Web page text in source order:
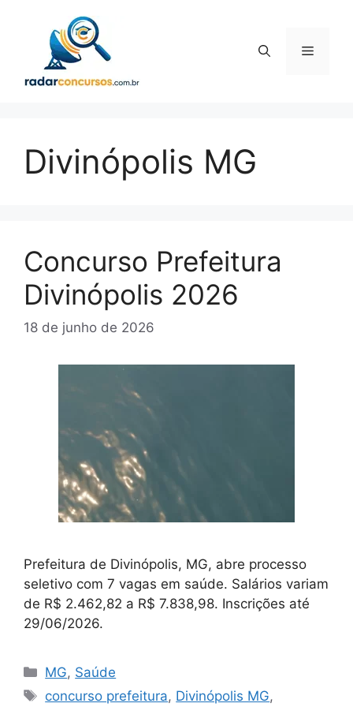
conteúdo
Menu
Divinópolis MG
Concurso Prefeitura
Divinópolis 2026
18 de junho de 2026
Prefeitura de Divinópolis, MG, abre processo
seletivo com 7 vagas em saúde. Salários variam
de R$ 2.462,82 a R$ 7.838,98. Inscrições até
29/06/2026.
Categorias
MG, Saúde
Tags
concurso prefeitura, Divinópolis MG,